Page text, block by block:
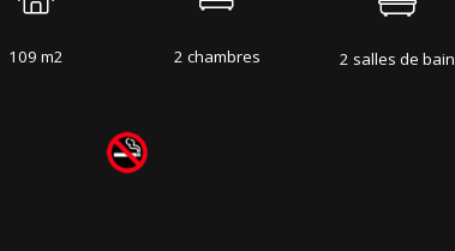
109 m2 2 chambres 2 salles de bain